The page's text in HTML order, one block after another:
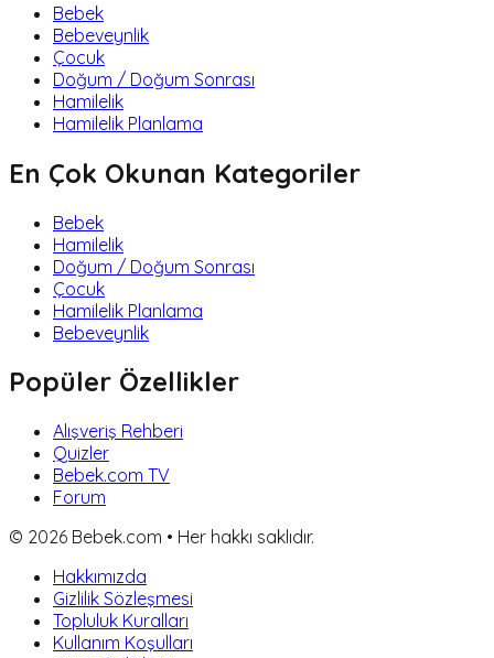
Bebek
Bebeveynlik
Çocuk
Doğum / Doğum Sonrası
Hamilelik
Hamilelik Planlama
En Çok Okunan Kategoriler
Bebek
Hamilelik
Doğum / Doğum Sonrası
Çocuk
Hamilelik Planlama
Bebeveynlik
Popüler Özellikler
Alışveriş Rehberi
Quizler
Bebek.com TV
Forum
© 2026 Bebek.com • Her hakkı saklıdır.
Hakkımızda
Gizlilik Sözleşmesi
Topluluk Kuralları
Kullanım Koşulları